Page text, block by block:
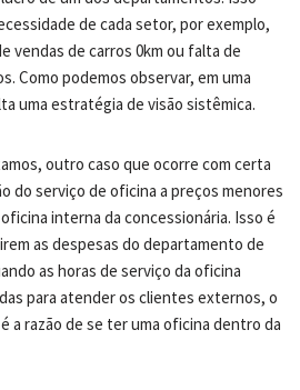
de cada setor, por exemplo,
vendas de carros 0km ou falta de
Como podemos observar, em uma
uma estratégia de visão sistêmica.
outro caso que ocorre com certa
do serviço de oficina a preços menores
interna da concessionária. Isso é
as despesas do departamento de
as horas de serviço da oficina
para atender os clientes externos, o
a razão de se ter uma oficina dentro da